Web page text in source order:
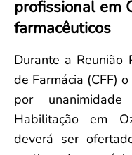
Convenção Coletiva 2025/2026
Consulta de Farmacêuticos e
Saúde Pública e Indígena
Calendário Eleitoral
Candidatos
Votação
Dúvidas Frequentes
Eleições Anteriores
profissional em
farmacêuticos
Durante a Reunião
de Farmácia (CFF)
por
Habilitação em
deverá ser